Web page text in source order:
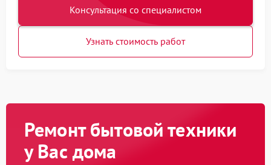
Консультация со специалистом
Узнать стоимость работ
Ремонт бытовой техники
у Вас дома